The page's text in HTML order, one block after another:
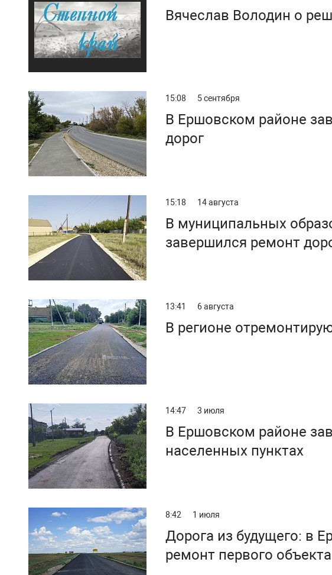
Вячеслав Володин о
15:08 5 сентября
В Ершовском районе
дорог
15:18 14 августа
В муниципальных
завершился ремонт
13:41 6 августа
В регионе
14:47 3 июля
В Ершовском районе
населенных пунктах
8:42 1 июля
Дорога из будущего: в
ремонт первого